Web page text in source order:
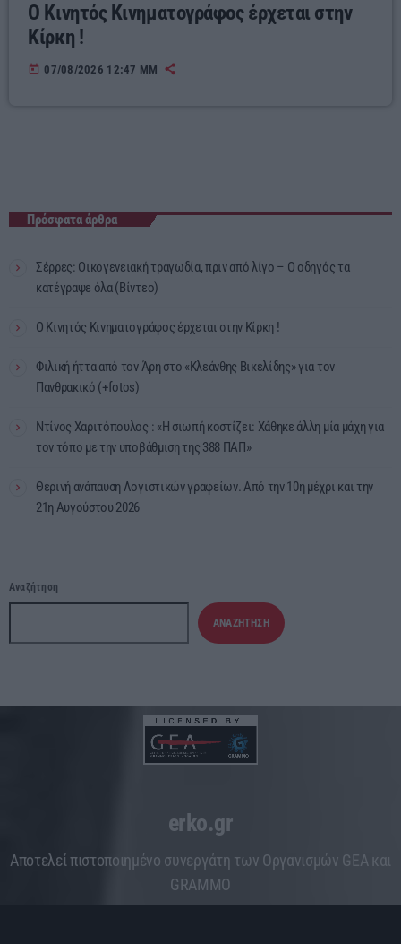
Ο Κινητός Κινηματογράφος έρχεται στην
Κίρκη !
today 07/08/2026 12:47 ΜΜ
Πρόσφατα άρθρα
Σέρρες: Οικογενειακή τραγωδία, πριν από λίγο – Ο οδηγός τα
κατέγραψε όλα (Βίντεο)
Ο Κινητός Κινηματογράφος έρχεται στην Κίρκη !
Φιλική ήττα από τον Άρη στο «Κλεάνθης Βικελίδης» για τον
Πανθρακικό (+fotos)
Ντίνος Χαριτόπουλος : «Η σιωπή κοστίζει: Χάθηκε άλλη μία μάχη για
τον τόπο με την υποβάθμιση της 388 ΠΑΠ»
Θερινή ανάπαυση Λογιστικών γραφείων. Από την 10η μέχρι και την
21η Αυγούστου 2026
Αναζήτηση
ΑΝΑΖΉΤΗΣΗ
erko.gr
Aποτελεί πιστοποιημένο συνεργάτη των Οργανισμών GEA και
GRAMMO